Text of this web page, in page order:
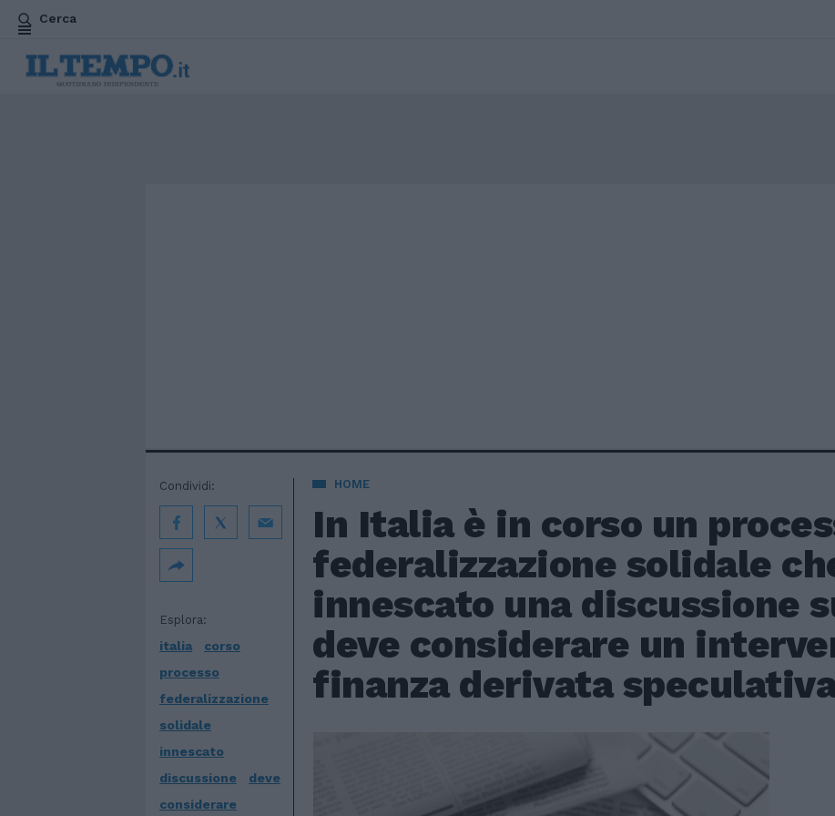
Cerca
HOME
In Italia è in corso un
federalizzazione solidale
innescato una discussione
deve considerare un
finanza derivata
Esplora:
italia
corso
processo
federalizzazione
solidale
innescato
discussione
deve
considerare
Condividi: